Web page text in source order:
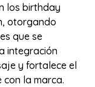
los birthday
otorgando
que se
integración
y fortalece el
la marca.